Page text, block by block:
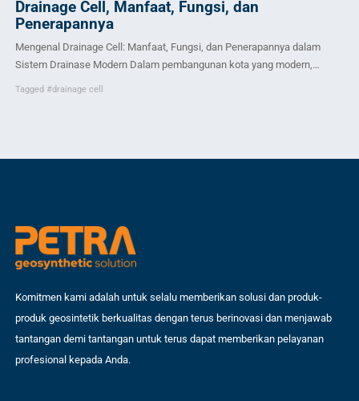
Drainage Cell, Manfaat, Fungsi, dan
Penerapannya
Mengenal Drainage Cell: Manfaat, Fungsi, dan Penerapannya dalam
Sistem Drainase Modern Dalam pembangunan kota yang modern,
sistem drainase yang efektif dan berkelanjutan menjadi sangat penting.
Tagged #drainage cell
Komitmen kami adalah untuk selalu memberikan solusi dan produk-
produk geosintetik berkualitas dengan terus berinovasi dan menjawab
tantangan demi tantangan untuk terus dapat memberikan pelayanan
profesional kepada Anda.